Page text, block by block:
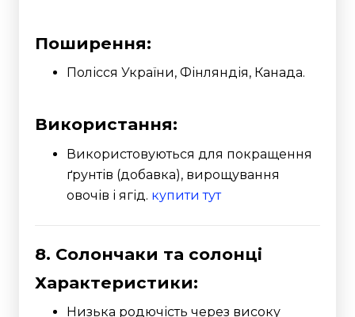
Поширення:
Полісся України, Фінляндія, Канада.
Використання:
Використовуються для покращення
ґрунтів (добавка), вирощування
овочів і ягід. купити тут
8. Солончаки та солонці
Характеристики:
Низька родючість через високу